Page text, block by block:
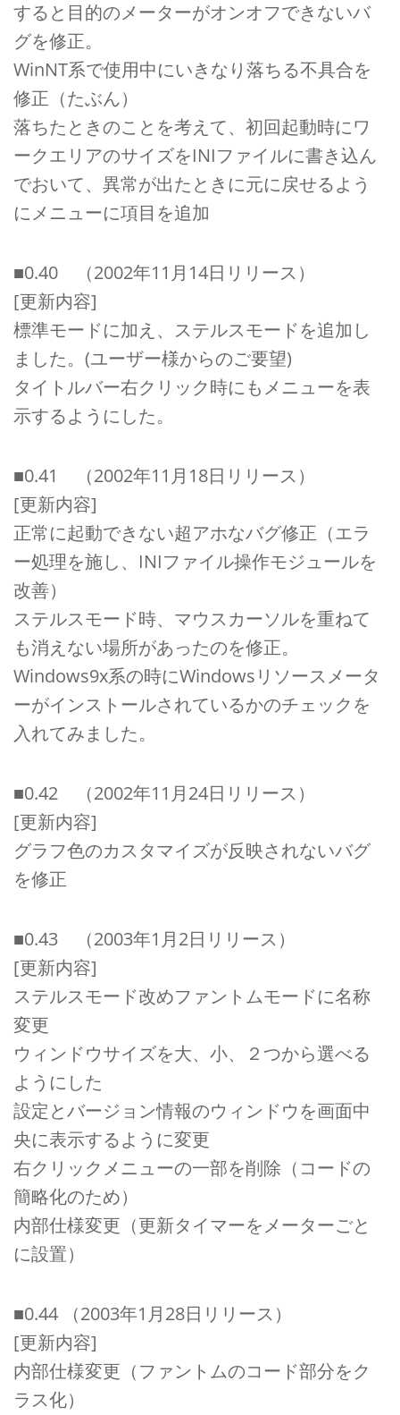
すると目的のメーターがオンオフできないバ
グを修正。
WinNT系で使用中にいきなり落ちる不具合を
修正（たぶん）
落ちたときのことを考えて、初回起動時にワ
ークエリアのサイズをINIファイルに書き込ん
でおいて、異常が出たときに元に戻せるよう
にメニューに項目を追加
■0.40 （2002年11月14日リリース）
[更新内容]
標準モードに加え、ステルスモードを追加し
ました。(ユーザー様からのご要望)
タイトルバー右クリック時にもメニューを表
示するようにした。
■0.41 （2002年11月18日リリース）
[更新内容]
正常に起動できない超アホなバグ修正（エラ
ー処理を施し、INIファイル操作モジュールを
改善）
ステルスモード時、マウスカーソルを重ねて
も消えない場所があったのを修正。
Windows9x系の時にWindowsリソースメータ
ーがインストールされているかのチェックを
入れてみました。
■0.42 （2002年11月24日リリース）
[更新内容]
グラフ色のカスタマイズが反映されないバグ
を修正
■0.43 （2003年1月2日リリース）
[更新内容]
ステルスモード改めファントムモードに名称
変更
ウィンドウサイズを大、小、２つから選べる
ようにした
設定とバージョン情報のウィンドウを画面中
央に表示するように変更
右クリックメニューの一部を削除（コードの
簡略化のため）
内部仕様変更（更新タイマーをメーターごと
に設置）
■0.44 （2003年1月28日リリース）
[更新内容]
内部仕様変更（ファントムのコード部分をク
ラス化）